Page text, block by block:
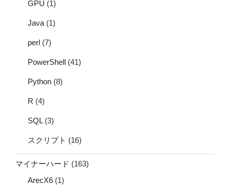
GPU (1)
Java (1)
perl (7)
PowerShell (41)
Python (8)
R (4)
SQL(3)
スクリプト (16)
マイナーハード (163)
ArecX6 (1)